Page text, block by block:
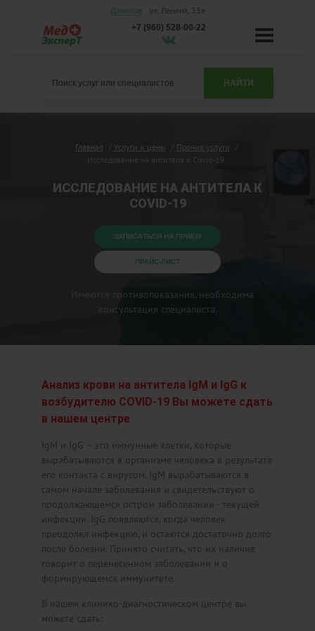
Данилов ул. Ленина, 35а
+7 (960) 528-00-22
НАЙТИ
Главная Услуги и цены
Прочие услуги
Исследование на антитела к Covid-19
ИССЛЕДОВАНИЕ НА АНТИТЕЛА К
COVID-19
ЗАПИСАТЬСЯ НА ПРИЕМ
ПРАЙС-ЛИСТ
Имеются противопоказания, необходима
консультация специалиста.
Анализ крови на антитела IgM и IgG к
возбудителю COVID-19 Вы можете сдать
в нашем центре
IgM и IgG – это иммунные клетки, которые
вырабатываются в организме человека в результате
его контакта с вирусом. IgM вырабатываются в
самом начале заболевания и свидетельствуют о
продолжающемся остром заболевании - текущей
инфекции. IgG появляются, когда человек
преодолел инфекцию, и остаются достаточно долго
после болезни. Принято считать, что их наличие
говорит о перенесенном заболевании и о
формирующемся иммунитете.
В нашем клинико-диагностическом центре вы
можете сдать: